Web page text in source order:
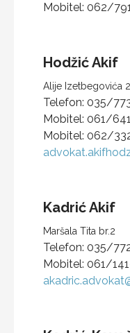
Mobitel: 062/
HodžićAkif
Alije Izetbegovića
Telefon: 035/
Mobitel: 061/
Mobitel: 062/
KadrićAkif
Maršala Tita br.2
Telefon: 035/
Mobitel: 061/